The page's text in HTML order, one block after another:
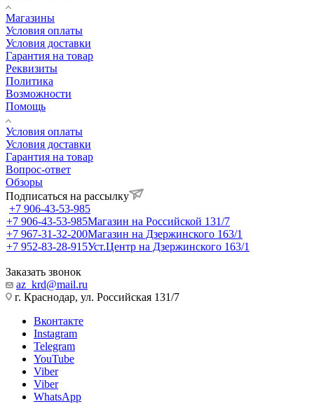
Магазины
Условия оплаты
Условия доставки
Гарантия на товар
Реквизиты
Политика
Возможности
Помощь
Условия оплаты
Условия доставки
Гарантия на товар
Вопрос-ответ
Обзоры
Подписаться на рассылку
+7 906-43-53-985
+7 906-43-53-985Магазин на Российской 131/7
+7 967-31-32-200Магазин на Дзержинского 163/1
+7 952-83-28-915Уст.Центр на Дзержинского 163/1
Заказать звонок
az_krd@mail.ru
г. Краснодар, ул. Российская 131/7
Вконтакте
Instagram
Telegram
YouTube
Viber
Viber
WhatsApp